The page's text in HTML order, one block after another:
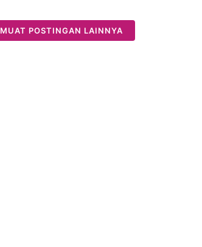
MUAT POSTINGAN LAINNYA